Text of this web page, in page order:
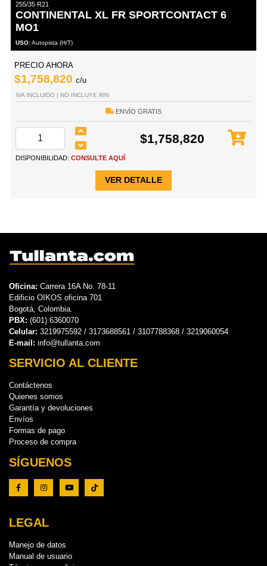
255/35 R21
CONTINENTAL XL FR SPORTCONTACT 6
MO1
USO:Autopista (H/T)
PRECIO AHORA
$1,758,820 c/u
IVA INCLUIDO | NO INCLUYE RIN
ENVÍO GRATIS
$1,758,820
DISPONIBILIDAD: CONSULTE AQUÍ
VER DETALLE
Oficina: Carrera 16A No. 78-11
Edificio OIKOS oficina 701
Bogotá, Colombia.
PBX: (601) 6360070
Celular: 3219975592 / 3173688561 / 3107788368 / 3219060054
E-mail: info@tullanta.com
SERVICIO AL CLIENTE
Contáctenos
Quienes somos
Garantía y devoluciones
Envíos
Formas de pago
Proceso de compra
SÍGUENOS
LEGAL
Manejo de datos
Manual de usuario